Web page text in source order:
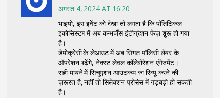
अगस्त 4, 2024 AT 16:20
भाइयो, इस इवेंट को देखा तो लगता है कि पॉलिटिकल
इकोसिस्टम में अब कन्भर्जेंस इंटीग्रेशन फेज़ शुरू हो गया
है।
डेमोक्रेसी के लेआउट में अब सिंगल पॉलिसी लेयर के
ऑपरेशन बढ़ेंगे, नेक्स्ट लेवल कॉलेबोरेशन एंगेजमेंट।
सही मायने में सिचुएशन आउटकम का रिव्यू करने की
ज़रूरत है, नहीं तो सिलेक्शन प्रोसेस में गड़बड़ी हो सकती
है।